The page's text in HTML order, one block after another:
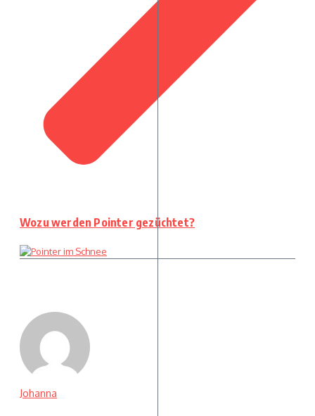
Wozu werden Pointer gezüchtet?
Johanna